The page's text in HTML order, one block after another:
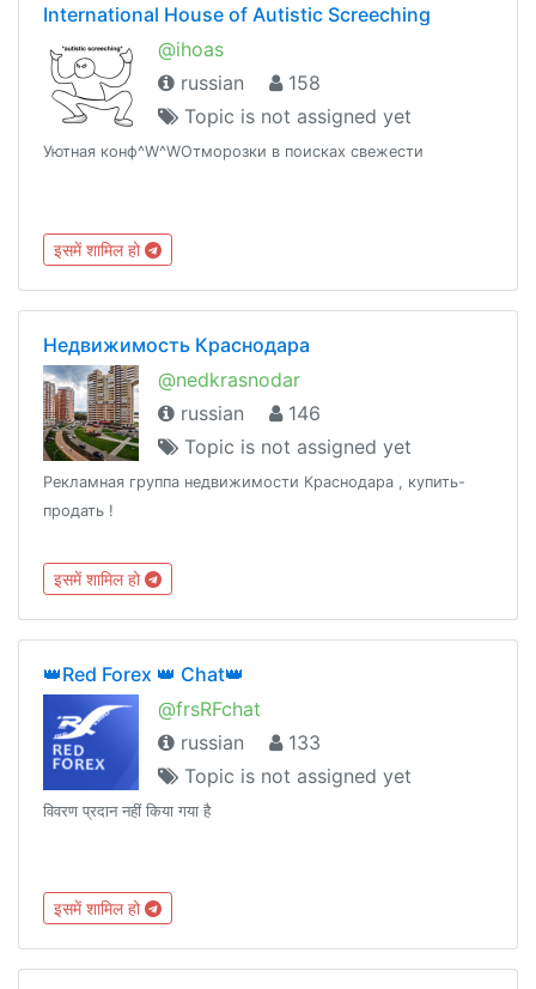
International House of Autistic Screeching
@ihoas
russian
158
Topic is not assigned yet
Уютная конф^W^WОтморозки в поисках свежести
इसमें शामिल हो
Недвижимость Краснодара
@nedkrasnodar
russian
146
Topic is not assigned yet
Рекламная группа недвижимости Краснодара , купить-
продать !
इसमें शामिल हो
👑Red Forex 👑 Chat👑
@frsRFchat
russian
133
Topic is not assigned yet
विवरण प्रदान नहीं किया गया है
इसमें शामिल हो